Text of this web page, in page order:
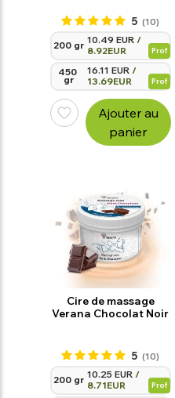
5 (10)
200 gr 10.49 EUR /
8.92EUR
Prof
450
gr
16.11 EUR /
13.69EUR
Prof
Ajouter au
panier
Cire de massage
Verana Chocolat Noir
5 (10)
200 gr 10.25 EUR /
8.71EUR
Prof